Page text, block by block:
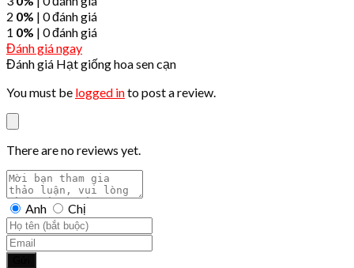
2 0% | 0 đánh giá
1 0% | 0 đánh giá
Đánh giá ngay
Đánh giá Hạt giống hoa sen cạn
You must be logged into post a review.
There are no reviews yet.
Anh Chị